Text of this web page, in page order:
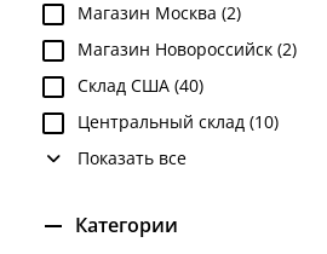
Магазин Москва (2)
Магазин Новороссийск (2)
Склад США (40)
Центральный склад (10)
Показать все
Категории